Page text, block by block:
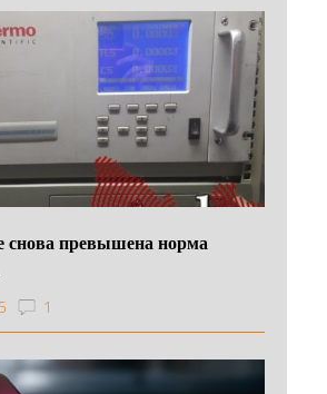
снова превышена норма
1